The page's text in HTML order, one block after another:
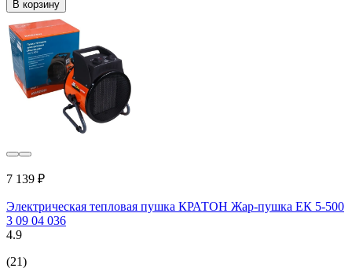
В корзину
7 139 ₽
Электрическая тепловая пушка КРАТОН Жар-пушка ЕК 5-500
3 09 04 036
4.9
(21)